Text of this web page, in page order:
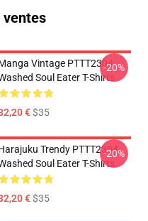
Vintage PTTT2304
Soul Eater T-Shirts
€$35
-20%
Trendy PTTT2304
Soul Eater T-Shirts
€$35
-20%